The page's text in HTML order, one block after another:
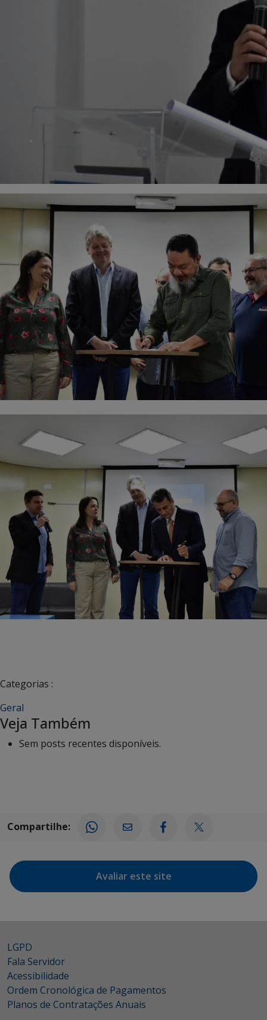
Categorias :
Geral
Veja Também
Sem posts recentes disponíveis.
Compartilhe:
Avaliar este site
LGPD
Fala Servidor
Acessibilidade
Ordem Cronológica de Pagamentos
Planos de Contratações Anuais